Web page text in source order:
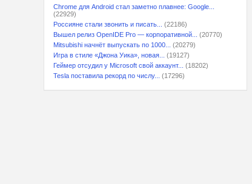
Chrome для Android стал заметно плавнее: Google...
(22929)
Россияне стали звонить и писать...
(22186)
Вышел релиз OpenIDE Pro — корпоративной...
(20770)
Mitsubishi начнёт выпускать по 1000...
(20279)
Игра в стиле «Джона Уика», новая...
(19127)
Геймер отсудил у Microsoft свой аккаунт...
(18202)
Tesla поставила рекорд по числу...
(17296)